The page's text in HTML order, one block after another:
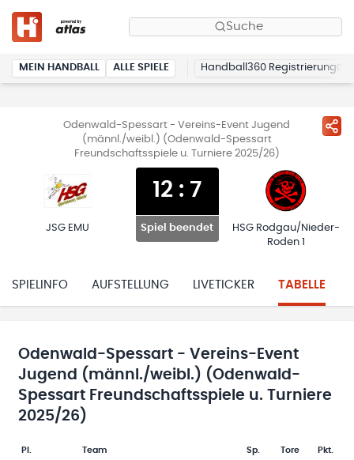
Suche
MEIN HANDBALL ALLE SPIELE Handball360 Registrierung
Odenwald-Spessart - Vereins-Event Jugend
(männl./weibl.) (Odenwald-Spessart
Freundschaftsspiele u. Turniere 2025/26)
JSG EMU
12 : 7
Spiel beendet
HSG Rodgau/Nieder-
Roden 1
SPIELINFO AUFSTELLUNG LIVETICKER TABELLE
Odenwald-Spessart - Vereins-Event
Jugend (männl./weibl.) (Odenwald-
Spessart Freundschaftsspiele u. Turniere
2025/26)
Pl.
Team-Logo
Team Sp. Tore Pkt.